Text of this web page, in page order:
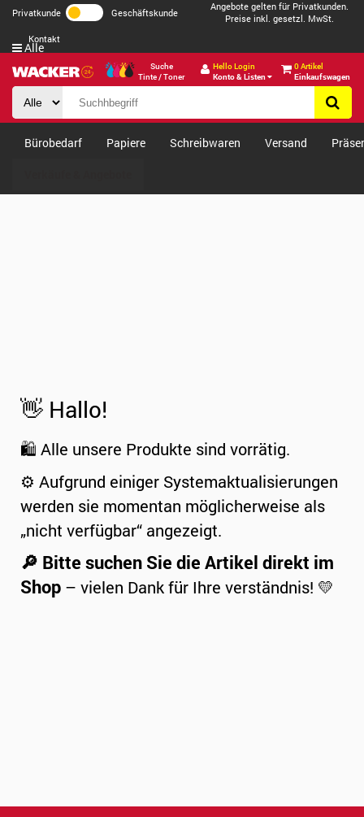
Privatkunde Geschäftskunde
Angebote gelten für Privatkunden.
Preise inkl. gesetzl. MwSt.
Kontakt
Suche
Tinte / Toner
Hello Login
Konto & Listen
0 Artikel
Einkaufswagen
Alle
Bürobedarf Papiere Schreibwaren Versand
👋 Hallo!
🛍️ Alle unsere Produkte sind vorrätig.
⚙️ Aufgrund einiger Systemaktualisierungen
werden sie momentan möglicherweise als
„nicht verfügbar“ angezeigt.
🔎 Bitte suchen Sie die Artikel direkt im
Shop – vielen Dank für Ihre verständnis! 💛